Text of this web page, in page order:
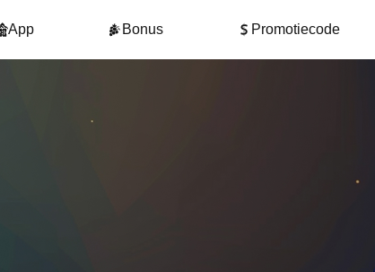
App Bonus Promotiecode